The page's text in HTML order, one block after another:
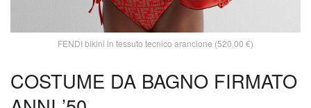
FENDI bikini in tessuto tecnico arancione (520,00 €)
COSTUME DA BAGNO FIRMATO